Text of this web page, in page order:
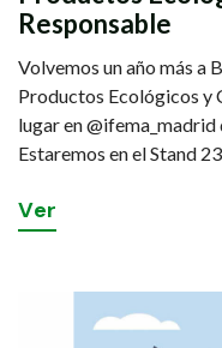
Responsable
Volvemos un año más a
Productos Ecológicos y
lugar en
Estaremos en el Stand
Ver